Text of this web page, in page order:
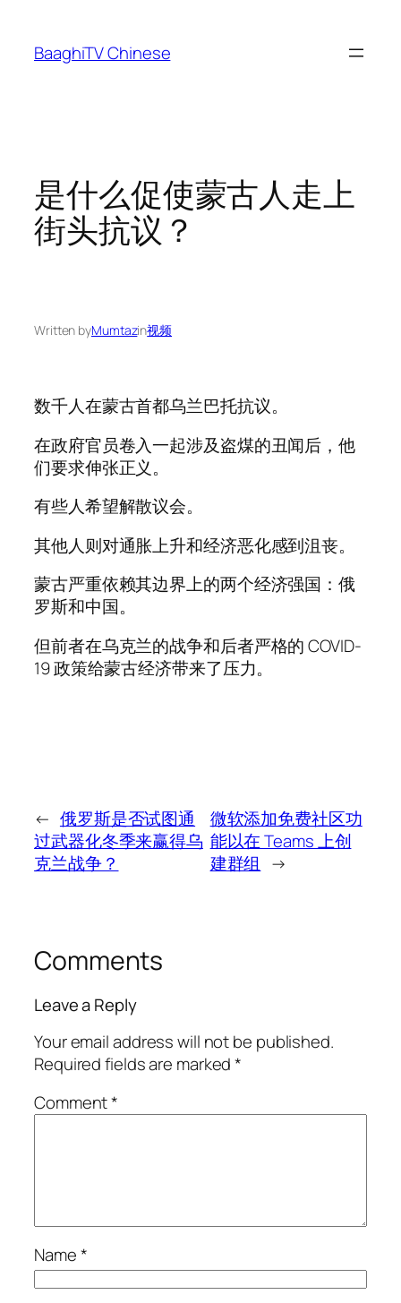
content
BaaghiTV Chinese
是什么促使蒙古人走上
街头抗议？
Written byMumtazin视频
数千人在蒙古首都乌兰巴托抗议。
在政府官员卷入一起涉及盗煤的丑闻后，他
们要求伸张正义。
有些人希望解散议会。
其他人则对通胀上升和经济恶化感到沮丧。
蒙古严重依赖其边界上的两个经济强国：俄
罗斯和中国。
但前者在乌克兰的战争和后者严格的 COVID-
19 政策给蒙古经济带来了压力。
← 俄罗斯是否试图通
过武器化冬季来赢得乌
克兰战争？
微软添加免费社区功
能以在 Teams 上创
建群组
→
Comments
Leave a Reply
Your email address will not be published.
Required fields are marked*
Comment*
Name*